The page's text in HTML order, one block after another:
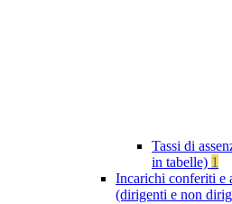
Tassi di
in tabelle) 1
Incarichi conferiti e
(dirigenti e non